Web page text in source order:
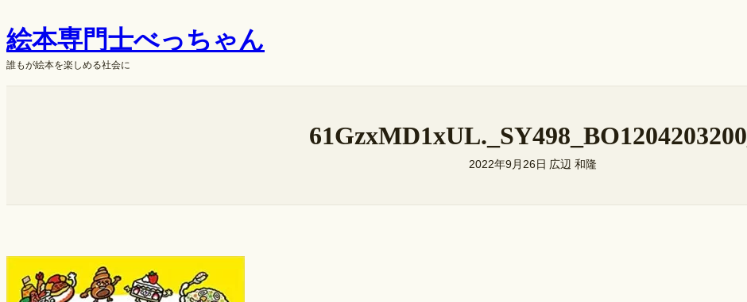
容
を
ス
絵本専門士べっちゃん
誰もが絵本を楽しめる社会に
61GzxMD1xUL._SY498_BO1204203200_
2022年9月26日 広辺 和隆